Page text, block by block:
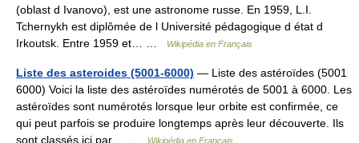
(oblast d Ivanovo), est une astronome russe. En 1959, L.I.
Tchernykh est diplômée de l Université pédagogique d état d
Irkoutsk. Entre 1959 et… …
Wikipédia en Français
Liste des asteroides (5001-6000) — Liste des astéroïdes (5001
6000) Voici la liste des astéroïdes numérotés de 5001 à 6000. Les
astéroïdes sont numérotés lorsque leur orbite est confirmée, ce
qui peut parfois se produire longtemps après leur découverte. Ils
sont classés ici par… …
Wikipédia en Français